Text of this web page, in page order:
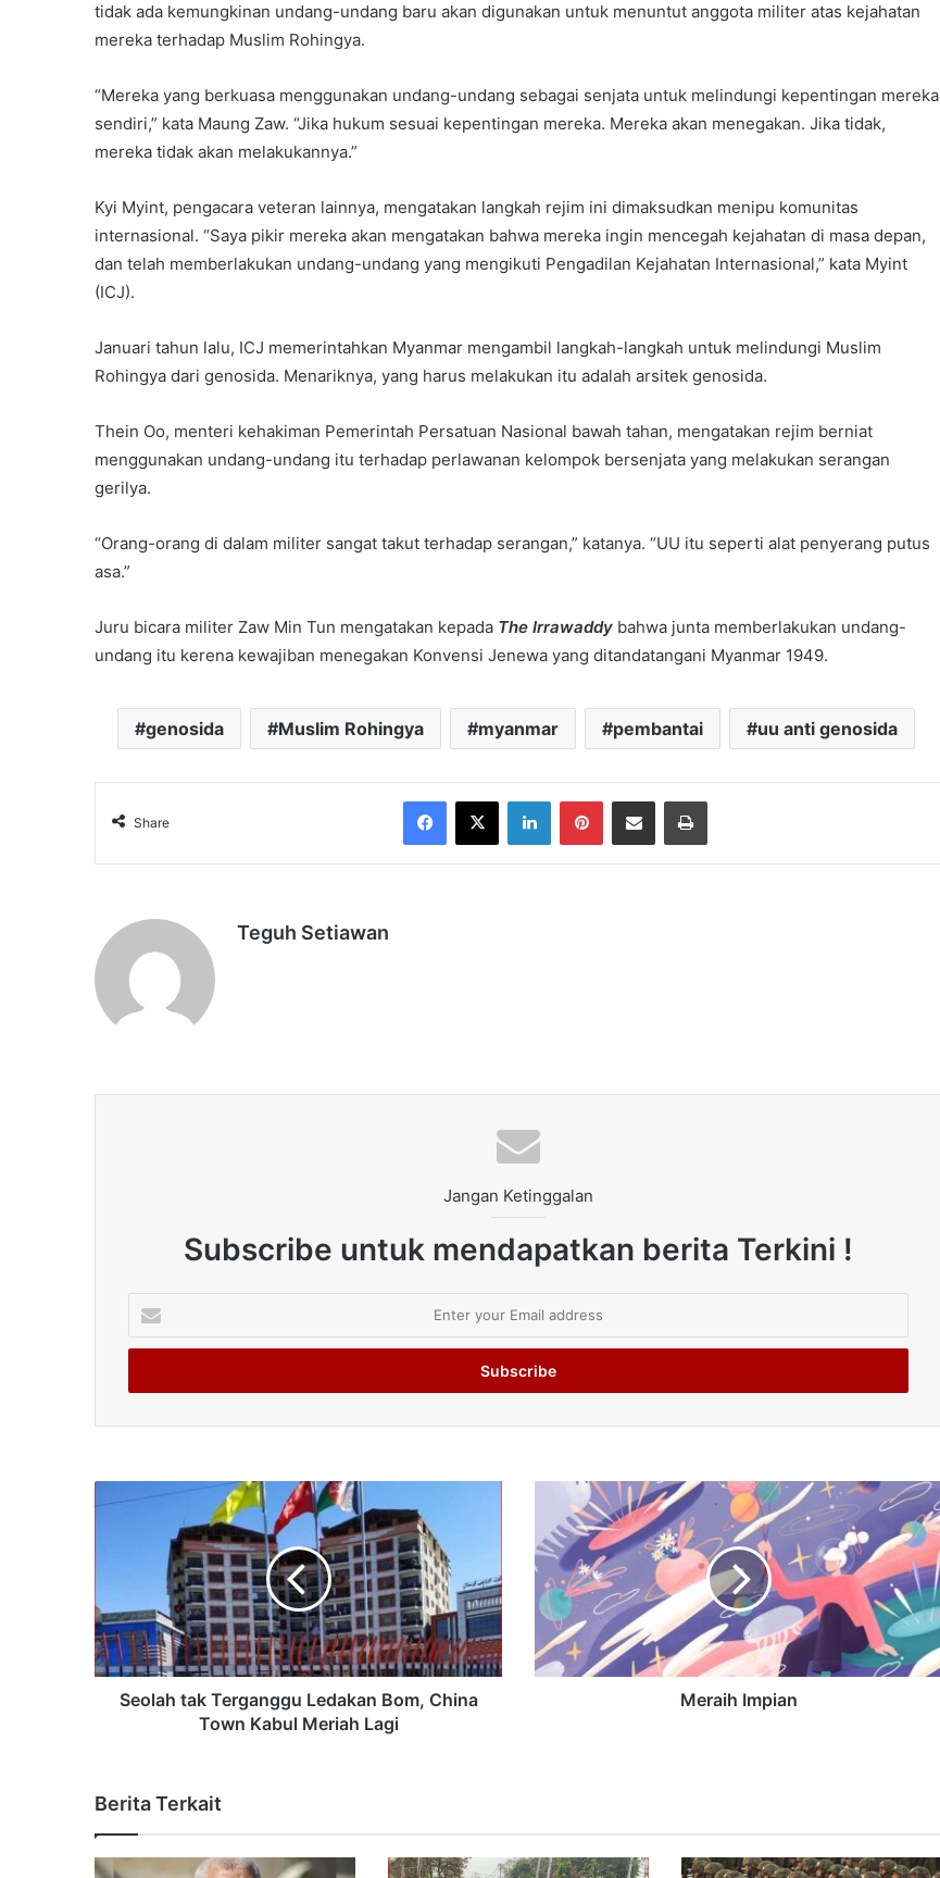
tidak ada kemungkinan undang-undang baru akan digunakan untuk menuntut anggota militer atas kejahatan
mereka terhadap Muslim Rohingya.
“Mereka yang berkuasa menggunakan undang-undang sebagai senjata untuk melindungi kepentingan mereka
sendiri,” kata Maung Zaw. “Jika hukum sesuai kepentingan mereka. Mereka akan menegakan. Jika tidak,
mereka tidak akan melakukannya.”
Kyi Myint, pengacara veteran lainnya, mengatakan langkah rejim ini dimaksudkan menipu komunitas
internasional. “Saya pikir mereka akan mengatakan bahwa mereka ingin mencegah kejahatan di masa depan,
dan telah memberlakukan undang-undang yang mengikuti Pengadilan Kejahatan Internasional,” kata Myint
(ICJ).
Januari tahun lalu, ICJ memerintahkan Myanmar mengambil langkah-langkah untuk melindungi Muslim
Rohingya dari genosida. Menariknya, yang harus melakukan itu adalah arsitek genosida.
Thein Oo, menteri kehakiman Pemerintah Persatuan Nasional bawah tahan, mengatakan rejim berniat
menggunakan undang-undang itu terhadap perlawanan kelompok bersenjata yang melakukan serangan
gerilya.
“Orang-orang di dalam militer sangat takut terhadap serangan,” katanya. “UU itu seperti alat penyerang putus
asa.”
Juru bicara militer Zaw Min Tun mengatakan kepada The Irrawaddy bahwa junta memberlakukan undang-
undang itu kerena kewajiban menegakan Konvensi Jenewa yang ditandatangani Myanmar 1949.
genosida Muslim Rohingya myanmar pembantai uu anti genosida
Share
Facebook
X LinkedInPinterestShare via Email Print
Teguh Setiawan
Jangan Ketinggalan
Subscribe untuk mendapatkan berita Terkini !
your
Email
Seolah tak Terganggu Ledakan Bom, China
Town Kabul Meriah Lagi
Meraih Impian
Berita Terkait